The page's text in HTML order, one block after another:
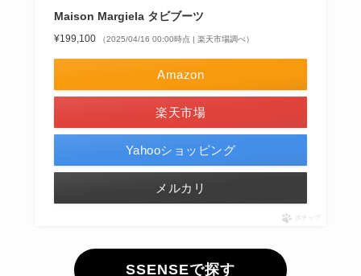
Maison Margiela タビブーツ
¥199,100 （2025/04/16 00:00時点 | 楽天市場調べ）
Amazon
楽天市場
Yahooショッピング
メルカリ
ポチップ
SSENSEで探す